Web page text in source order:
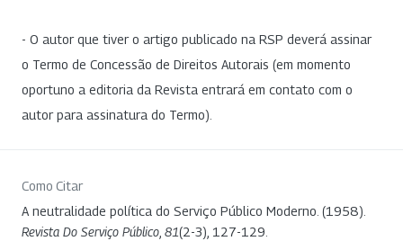
- O autor que tiver o artigo publicado na RSP deverá assinar
o Termo de Concessão de Direitos Autorais (em momento
oportuno a editoria da Revista entrará em contato com o
autor para assinatura do Termo).
Como Citar
A neutralidade política do Serviço Público Moderno. (1958).
Revista Do Serviço Público 81(2-3), 127-129.